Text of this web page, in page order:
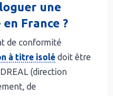
une
France ?
de conformité
à titre isolé doit être
(direction
de